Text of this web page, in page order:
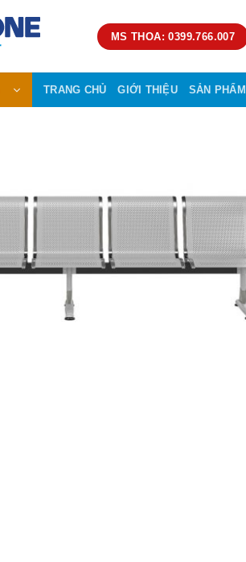
MS THOA: 0399.766.007
TRANG CHỦ GIỚI THIỆU SẢN PHẨM